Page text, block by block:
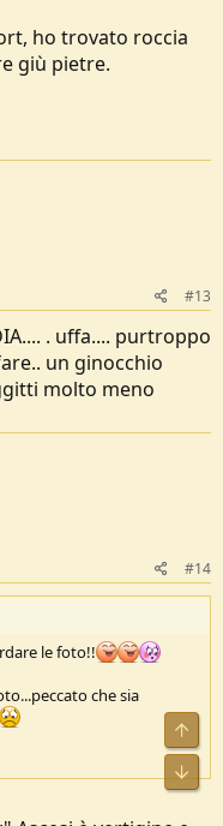
ho trovato roccia
giù pietre.
#13
. uffa.... purtroppo
un ginocchio
molto meno
#14
le foto!!
che sia